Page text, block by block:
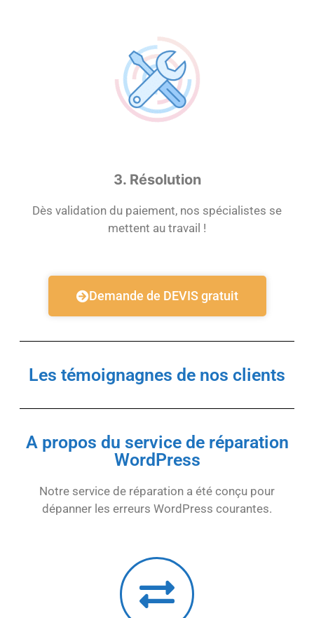
3. Résolution
Dès validation du paiement, nos spécialistes se
mettent au travail !
Demande de DEVIS gratuit
Les témoignagnes de nos clients
A propos du service de réparation
WordPress
Notre service de réparation a été conçu pour
dépanner les erreurs WordPress courantes.